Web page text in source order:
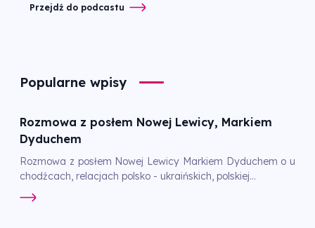
Przejdź do podcastu
Popularne wpisy
Rozmowa z posłem Nowej Lewicy, Markiem
Dyduchem
Rozmowa z posłem Nowej Lewicy Markiem Dyduchem o u
chodźcach, relacjach polsko - ukraińskich, polskiej...